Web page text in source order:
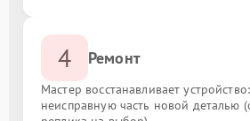
4 Ремонт
Мастер восстанавливает
неисправную часть новой деталью